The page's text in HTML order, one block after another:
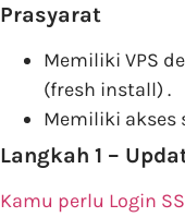
Prasyarat
Memiliki VPS
(fresh install) .
Memiliki akses
Langkah 1 –
Kamu perlu Login